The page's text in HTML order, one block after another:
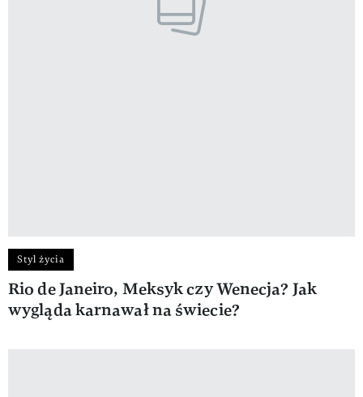
Styl życia
Rio de Janeiro, Meksyk czy Wenecja? Jak
wygląda karnawał na świecie?